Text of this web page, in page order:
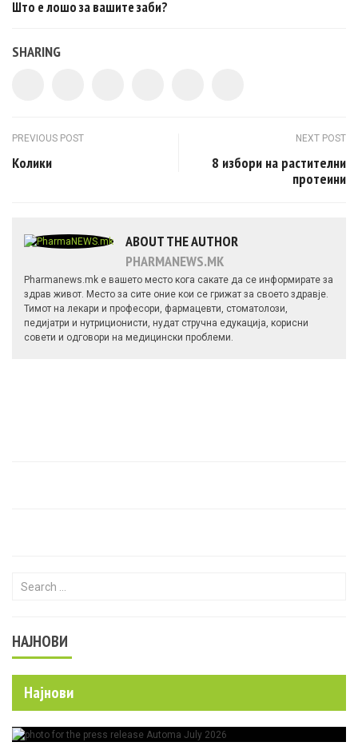
Што е лошо за вашите заби?
SHARING
Post navigation
PREVIOUS POST
Колики
NEXT POST
8 избори на растителни
протеини
ABOUT THE AUTHOR
PHARMANEWS.MK
Pharmanews.mk е вашето место кога сакате да се информирате за
здрав живот. Место за сите оние кои се грижат за своето здравје.
Тимот на лекари и професори, фармацевти, стоматолози,
педијатри и нутриционисти, нудат стручна едукација, корисни
совети и одговори на медицински проблеми.
Search for:
НАЈНОВИ
Најнови